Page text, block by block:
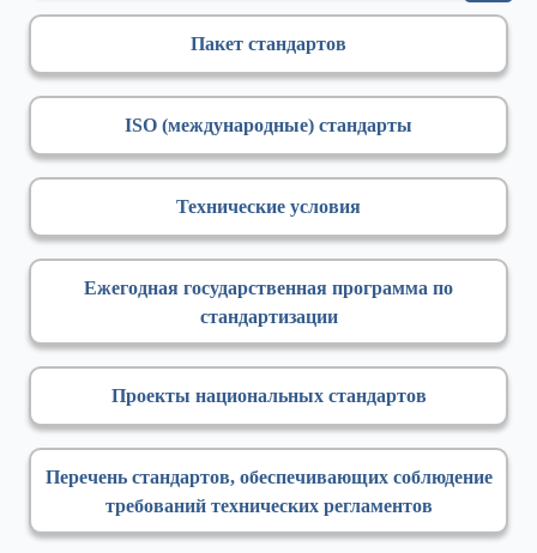
Пакет стандартов
ISO (международные) стандарты
Технические условия
Ежегодная государственная программа по
стандартизации
Проекты национальных стандартов
Перечень стандартов, обеспечивающих соблюдение
требований технических регламентов